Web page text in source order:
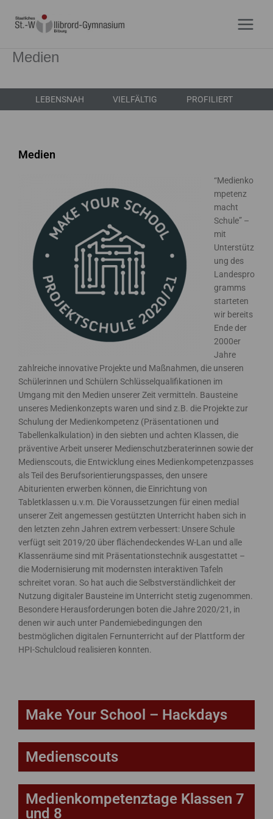
Inhalt
Medien
LEBENSNAH VIELFÄLTIG PROFILIERT
Medien
“Medienko
mpetenz
macht
Schule” –
mit
Unterstütz
ung des
Landespro
gramms
starteten
wir bereits
Ende der
2000er
Jahre
zahlreiche innovative Projekte und Maßnahmen, die unseren
Schülerinnen und Schülern Schlüsselqualifikationen im
Umgang mit den Medien unserer Zeit vermitteln. Bausteine
unseres Medienkonzepts waren und sind z.B. die Projekte zur
Schulung der Medienkompetenz (Präsentationen und
Tabellenkalkulation) in den siebten und achten Klassen, die
präventive Arbeit unserer Medienschutzberaterinnen sowie der
Medienscouts, die Entwicklung eines Medienkompetenzpasses
als Teil des Berufsorientierungspasses, den unsere
Abiturienten erwerben können, die Einrichtung von
Tabletklassen u.v.m. Die Voraussetzungen für einen medial
unserer Zeit angemessen gestützten Unterricht haben sich in
den letzten zehn Jahren extrem verbessert: Unsere Schule
verfügt seit 2019/20 über flächendeckendes W-Lan und alle
Klassenräume sind mit Präsentationstechnik ausgestattet –
die Modernisierung mit modernsten interaktiven Tafeln
schreitet voran. So hat auch die Selbstverständlichkeit der
Nutzung digitaler Bausteine im Unterricht stetig zugenommen.
Besondere Herausforderungen boten die Jahre 2020/21, in
denen wir auch unter Pandemiebedingungen den
bestmöglichen digitalen Fernunterricht auf der Plattform der
HPI-Schulcloud realisieren konnten.
Make Your School – Hackdays
Medienscouts
Medienkompetenztage Klassen 7
und 8